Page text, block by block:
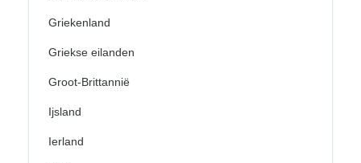
Griekenland
Griekse eilanden
Groot-Brittannië
Ijsland
Ierland